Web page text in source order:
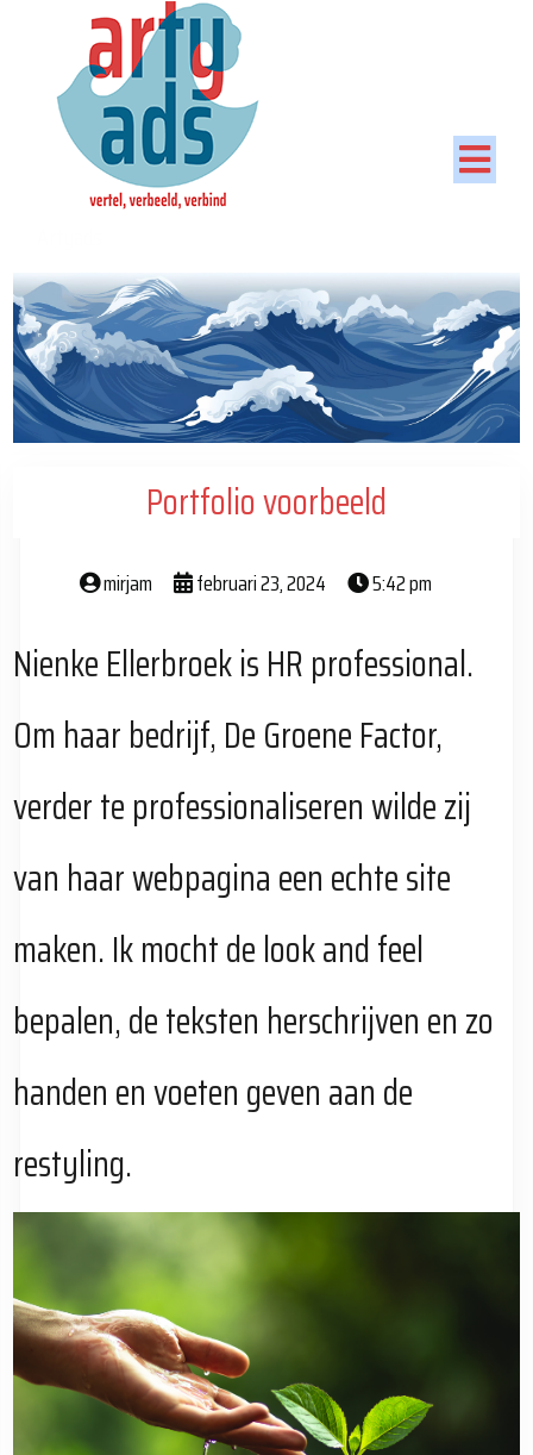
Portfolio voorbeeld
mirjam februari 23, 2024 5:42 pm
Nienke Ellerbroek is HR professional.
Om haar bedrijf, De Groene Factor,
verder te professionaliseren wilde zij
van haar webpagina een echte site
maken. Ik mocht de look and feel
bepalen, de teksten herschrijven en zo
handen en voeten geven aan de
restyling.